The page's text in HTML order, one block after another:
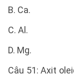
B. Ca.
C. Al.
D. Mg.
Câu 51: Axit